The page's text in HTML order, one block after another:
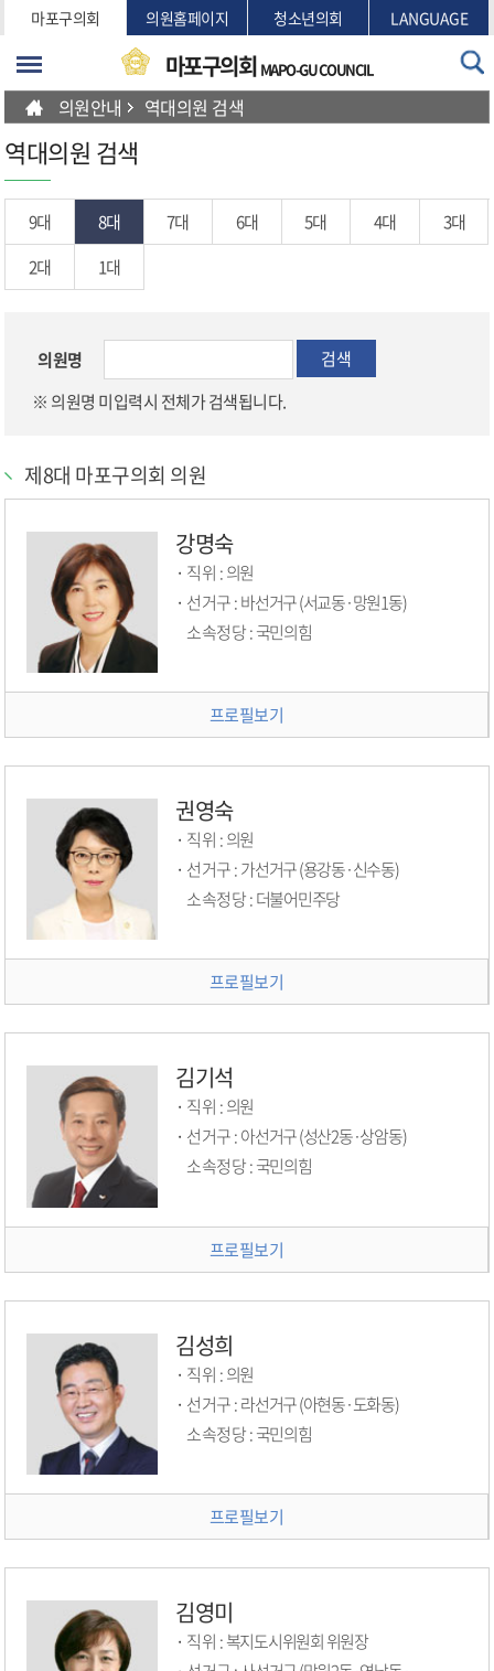
본문바로가기
마포구의회 의원홈페이지 청소년의회 LANGUAGE
마포구의회 MAPO-GU COUNCIL
의원안내 역대의원 검색
역대의원 검색
9대 8대 7대 6대 5대 4대
3대
2대
1대
의원명
검색
※ 의원명 미입력시 전체가 검색됩니다.
제8대 마포구의회 의원
강명숙
직위 :의원
선거구 :
바선거구 (서교동·망원1동)
소속정당 :국민의힘
프로필보기
권영숙
직위 :의원
선거구 :
가선거구 (용강동·신수동)
소속정당 :더불어민주당
프로필보기
김기석
직위 :의원
선거구 :
아선거구 (성산2동·상암동)
소속정당 :국민의힘
프로필보기
김성희
직위 :의원
선거구 :
라선거구 (아현동·도화동)
소속정당 :국민의힘
프로필보기
김영미
직위 :복지도시위원회 위원장